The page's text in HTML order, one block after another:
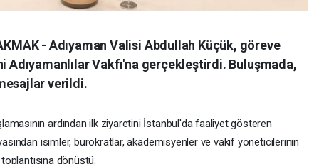
- Adıyaman Valisi Abdullah Küçük, göreve
Adıyamanlılar Vakfı'na gerçekleştirdi. Buluşmada,
verildi.
ardından ilk ziyaretini İstanbul'da faaliyet gösteren
isimler, bürokratlar, akademisyenler ve vakıf yöneticilerinin
dönüştü.